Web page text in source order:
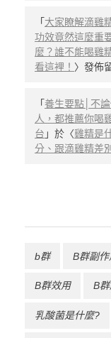
「 大家瞭解滴雞
功效竟然這麼重
麼？誰不能喝雞
看這裡！ 〉發佈
「養生要點│不
人，都推薦你喝
台 」於〈雞精是
分、跟滴雞精差
b群 B群副作
B群效用 B
乳酸菌是什麼?